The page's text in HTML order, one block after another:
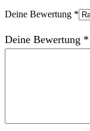
Deine Bewertung *
Deine Bewertung *